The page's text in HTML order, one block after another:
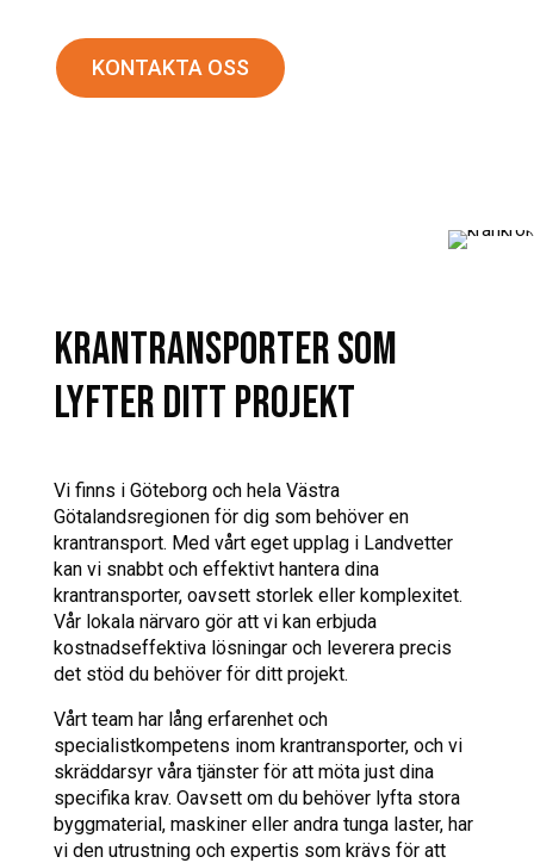
KONTAKTA OSS
KRANTRANSPORTER SOM
LYFTER DITT PROJEKT
Vi finns i Göteborg och hela Västra
Götalandsregionen för dig som behöver en
krantransport. Med vårt eget upplag i Landvetter
kan vi snabbt och effektivt hantera dina
krantransporter, oavsett storlek eller komplexitet.
Vår lokala närvaro gör att vi kan erbjuda
kostnadseffektiva lösningar och leverera precis
det stöd du behöver för ditt projekt.
Vårt team har lång erfarenhet och
specialistkompetens inom krantransporter, och vi
skräddarsyr våra tjänster för att möta just dina
specifika krav. Oavsett om du behöver lyfta stora
byggmaterial, maskiner eller andra tunga laster, har
vi den utrustning och expertis som krävs för att